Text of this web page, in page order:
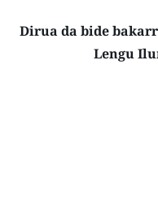
Dirua da bide
Lengu